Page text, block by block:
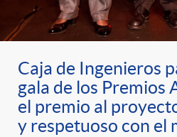
Caja de Ingenieros
gala de los Premios
el premio al
y respetuoso con el